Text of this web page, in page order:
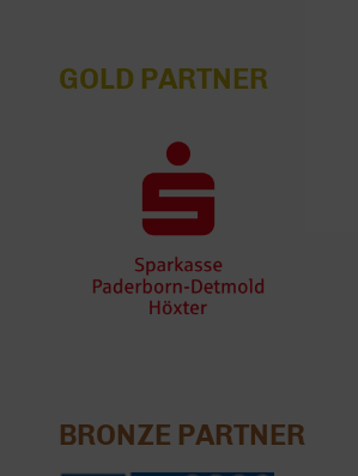
GOLD PARTNER
BRONZE PARTNER